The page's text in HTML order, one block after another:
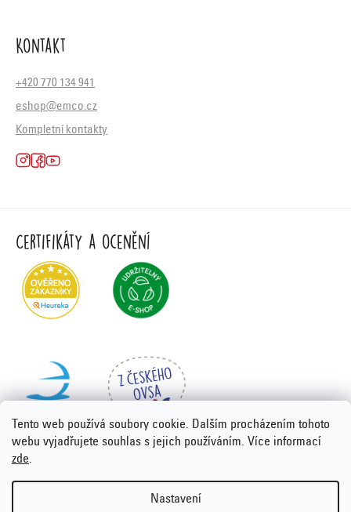
Tento web používá soubory cookie. Dalším procházením tohoto
webu vyjadřujete souhlas s jejich používáním. Více informací
zde.
Nastavení
Kontakt
+420 770 134 941
eshop@emco.cz
Kompletní kontakty
Certifikáty a ocenění
Vytvořil Shoptet Premium